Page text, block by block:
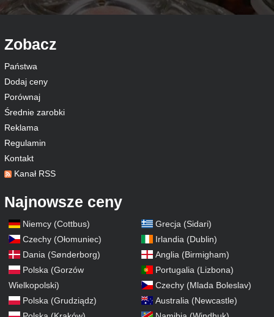
Zobacz
Państwa
Dodaj ceny
Porównaj
Średnie zarobki
Reklama
Regulamin
Kontakt
Kanał RSS
Najnowsze ceny
Niemcy (Cottbus)
Czechy (Ołomuniec)
Dania (Sønderborg)
Polska (Gorzów
Wielkopolski)
Polska (Grudziądz)
Grecja (Sidari)
Irlandia (Dublin)
Anglia (Birmigham)
Portugalia (Lizbona)
Czechy (Mlada Boleslav)
Australia (Newcastle)